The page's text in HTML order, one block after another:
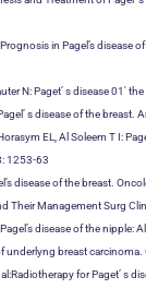
in Pagel’s disease
N: Paget’ s disease 01′
s disease of the breast.
EL, Al Soleem T I:
1253-63
disease of the breast.
Their Management Surg
disease of the nipple:
breast carcinoma.
for Paget’ s